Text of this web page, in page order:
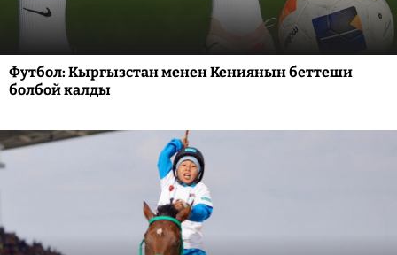
Футбол: Кыргызстан менен Кениянын беттеши
болбой калды